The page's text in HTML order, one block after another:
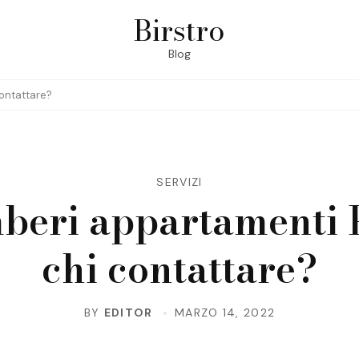
Birstro
Blog
SERVIZI
appartamenti
chi contattare?
BY EDITOR MARZO 14, 2022